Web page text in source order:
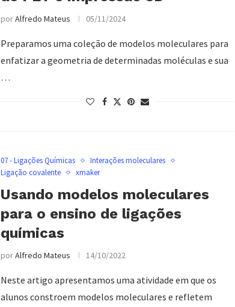
porAlfredo Mateus 05/11/2024
Preparamos uma coleção de modelos moleculares para
enfatizar a geometria de determinadas moléculas e sua
…
07 - Ligações Químicas
Interações moleculares
Ligação covalente
xmaker
Usando modelos moleculares
para o ensino de ligações
químicas
porAlfredo Mateus 14/10/2022
Neste artigo apresentamos uma atividade em que os
alunos constroem modelos moleculares e refletem